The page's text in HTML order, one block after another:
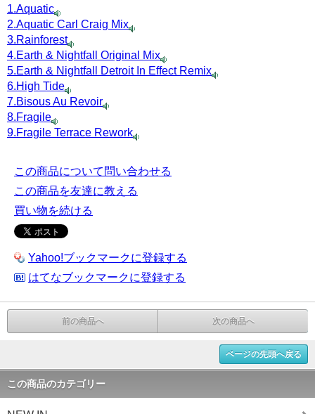
1.Aquatic
2.Aquatic Carl Craig Mix
3.Rainforest
4.Earth & Nightfall Original Mix
5.Earth & Nightfall Detroit In Effect Remix
6.High Tide
7.Bisous Au Revoir
8.Fragile
9.Fragile Terrace Rework
この商品について問い合わせる
この商品を友達に教える
買い物を続ける
Yahoo!ブックマークに登録する
はてなブックマークに登録する
前の商品へ 次の商品へ
ページの先頭へ戻る
この商品のカテゴリー